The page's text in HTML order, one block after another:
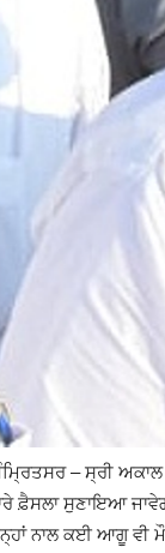
– ਸ੍ਰੀ ਅਕਾਲ
ਫ਼ੈਸਲਾ ਸੁਣਾਇਆ
ਨਾਲ ਕਈ ਆਗੂ ਵੀ